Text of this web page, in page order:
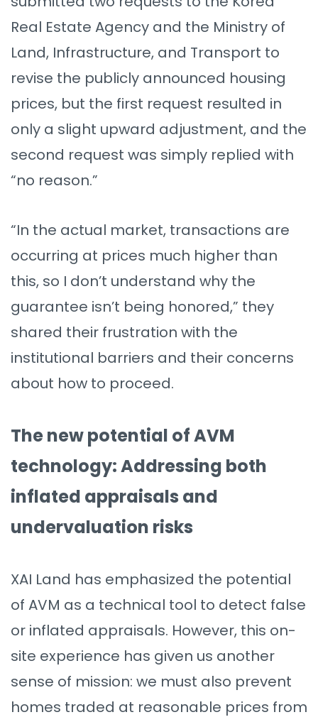
Real Estate Agency and the Ministry of
Land, Infrastructure, and Transport to
revise the publicly announced housing
prices, but the first request resulted in
only a slight upward adjustment, and the
second request was simply replied with
“no reason.”
“In the actual market, transactions are
occurring at prices much higher than
this, so I don’t understand why the
guarantee isn’t being honored,” they
shared their frustration with the
institutional barriers and their concerns
about how to proceed.
The new potential of AVM
technology: Addressing both
inflated appraisals and
undervaluation risks
XAI Land has emphasized the potential
of AVM as a technical tool to detect false
or inflated appraisals. However, this on-
site experience has given us another
sense of mission: we must also prevent
homes traded at reasonable prices from